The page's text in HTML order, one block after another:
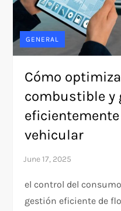
GENERAL
Cómo
combustible y
vehicular
el control del
gestión eficiente de